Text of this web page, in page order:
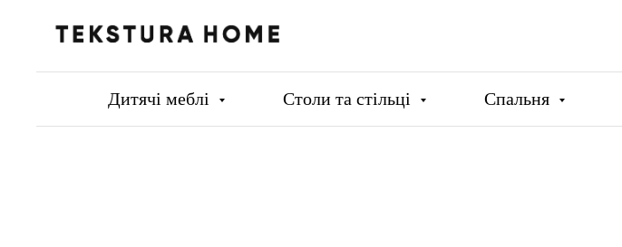
Дитячі меблі Столи та стільці Спальня